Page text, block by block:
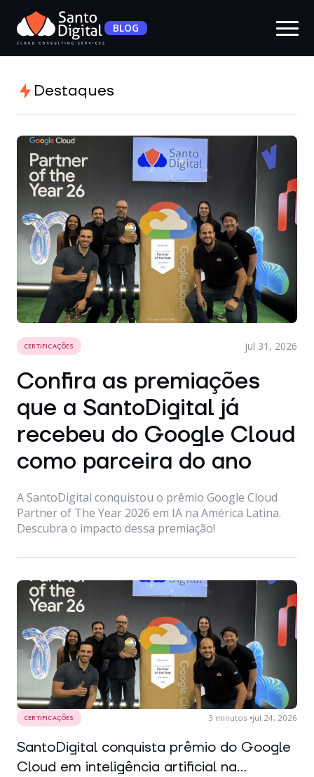
BLOG
Destaques
CERTIFICAÇÕES jul 31, 2026
Confira as premiações
que a SantoDigital já
recebeu do Google Cloud
como parceira do ano
A SantoDigital conquistou o prêmio Google Cloud
Partner of The Year 2026 em IA na América Latina.
Descubra o impacto dessa premiação!
CERTIFICAÇÕES 3 minutos jul 24, 2026
SantoDigital conquista prêmio do Google
Cloud em inteligência artificial na...